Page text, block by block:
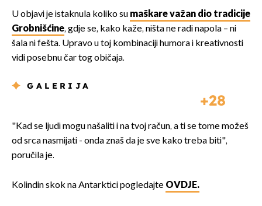
U objavi je istaknula koliko su maškare važan dio tradicije
Grobnišćine, gdje se, kako kaže, ništa ne radi napola – ni
šala ni fešta. Upravo u toj kombinaciji humora i kreativnosti
vidi posebnu čar tog običaja.
GALERIJA
28
"Kad se ljudi mogu našaliti i na tvoj račun, a ti se tome možeš
od srca nasmijati - onda znaš da je sve kako treba biti",
poručila je.
Kolindin skok na Antarktici pogledajte OVDJE.